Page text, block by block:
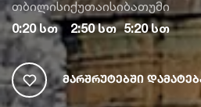
თბილისი
0:20 სთ
ქუთაისი
2:50 სთ
ბათუმი
5:20 სთ
Მარშრუტებში